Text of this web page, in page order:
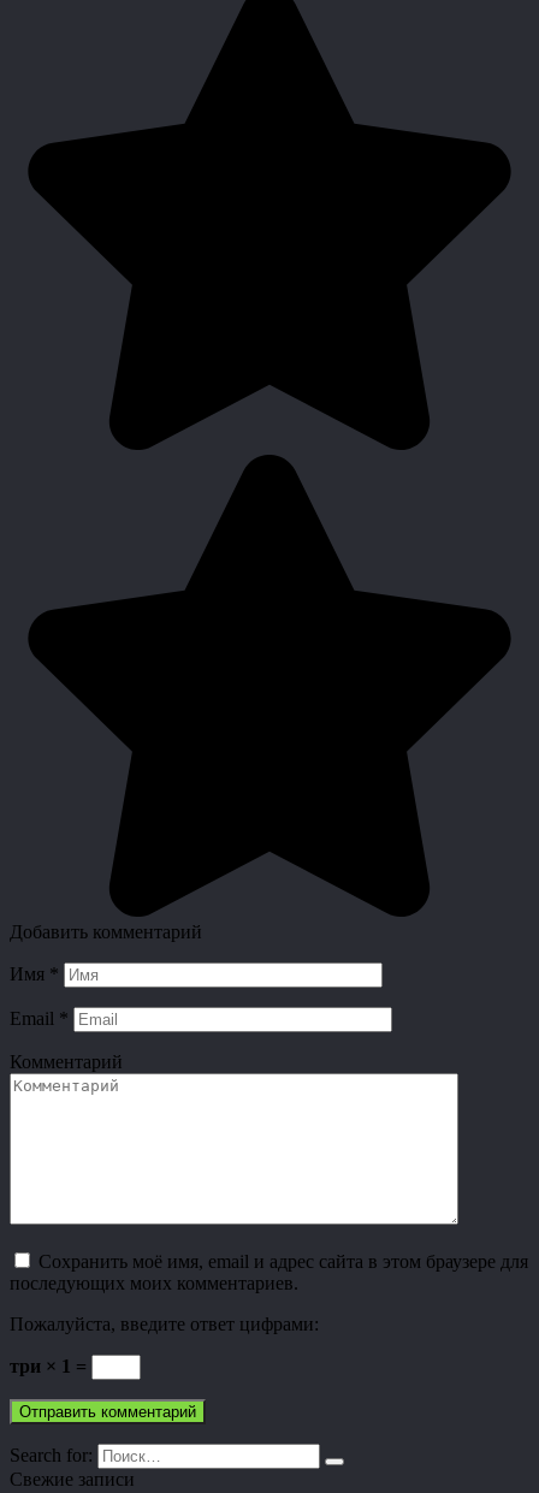
Добавить комментарий
Имя *
Email *
Комментарий
Сохранить моё имя, email и адрес сайта в этом браузере для
последующих моих комментариев.
Пожалуйста, введите ответ цифрами:
три × 1 =
Search for:
Свежие записи